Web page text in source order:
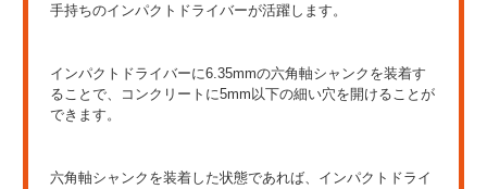
手持ちのインパクトドライバーが活躍します。
インパクトドライバーに6.35mmの六角軸シャンクを装着す
ることで、コンクリートに5mm以下の細い穴を開けることが
できます。
六角軸シャンクを装着した状態であれば、インパクトドライ